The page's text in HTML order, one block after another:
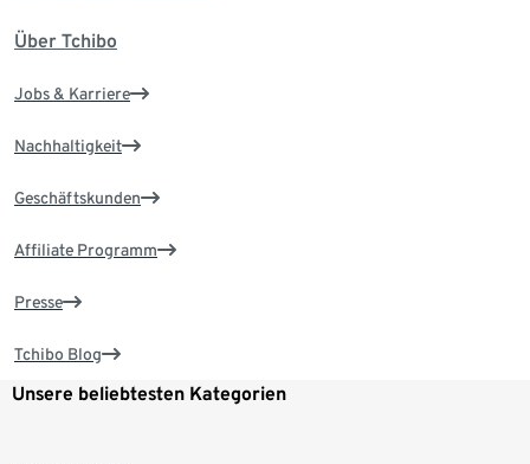
Über Tchibo
Jobs & Karriere
Nachhaltigkeit
Geschäftskunden
Affiliate Programm
Presse
Tchibo Blog
Unsere beliebtesten Kategorien